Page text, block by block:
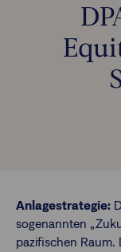
Anlagethemen
Anlagestrategien
Anlagestrategie:
sogenannten
pazifischen Raum.